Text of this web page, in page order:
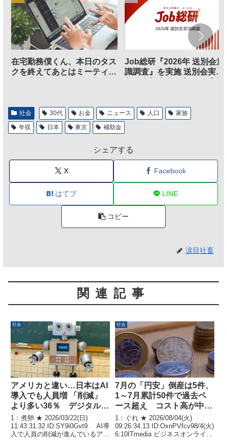
在宅勤務僕くん、本日のタス
クを終えてあとはミーティン
Job総研『2026年 送別会意
識調査』を実施 送別会実施
社会 30代 お金 ニュース 人口
家族
年収
日本 東京 補助金
シェアする
X Facebook
はてブ LINE
コピー
涙目社畜
関連記事
社会
アメリカと違い…日本はAI
導入でも人員増 「削減」
より多い36％ デジタル知
識や技術持つ人材が必要に
1：煮卵 ★ 2026/03/22(日)
11:43:31.32 ID:SY9i0Gvt9 AI導
入で人員の削減が進んでいるアメ
社会
7月の「円安」倒産は5件、
1～7月累計50件で過去ペ
ース超え コスト高が中小
企業を圧迫
1：ぐれ ★ 2026/08/04(火)
09:26:34.13 ID:OxnPVfcv98/4(火)
6:10ITmedia ビジネスオンライ